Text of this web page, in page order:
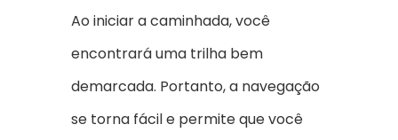
Ao iniciar a caminhada, você
encontrará uma trilha bem
demarcada. Portanto, a navegação
se torna fácil e permite que você